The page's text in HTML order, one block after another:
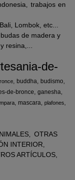
trabajos en
Lombok, etc...
de madera y
resina,...
de-
buddha
budismo
de-bronce ganesha
mascara plafones
OTRAS
INTERIOR
ARTÍCULOS